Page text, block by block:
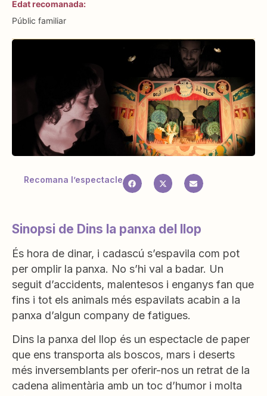
Edat recomanada:
Públic familiar
Recomana l’espectacle
Sinopsi de Dins la panxa del llop
És hora de dinar, i cadascú s’espavila com pot
per omplir la panxa. No s’hi val a badar. Un
seguit d’accidents, malentesos i enganys fan que
fins i tot els animals més espavi­lats acabin a la
panxa d’algun company de fatigues.
Dins la panxa del llop és un espectacle de paper
que ens transporta als boscos, mars i deserts
més inversemblants per oferir-nos un retrat de la
cadena alimentària amb un toc d’humor i molta